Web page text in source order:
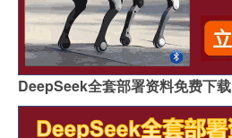
DeepSeek全套部署资料免费下载